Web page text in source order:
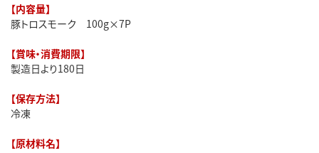
【内容量】
豚トロスモーク 100g×7P
【賞味・消費期限】
製造日より180日
【保存方法】
冷凍
【原材料名】